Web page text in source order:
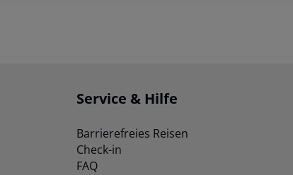
Service & Hilfe
Barrierefreies Reisen
Check-in
FAQ